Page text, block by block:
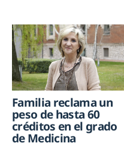
Familia reclama un
peso de hasta 60
créditos en el grado
de Medicina